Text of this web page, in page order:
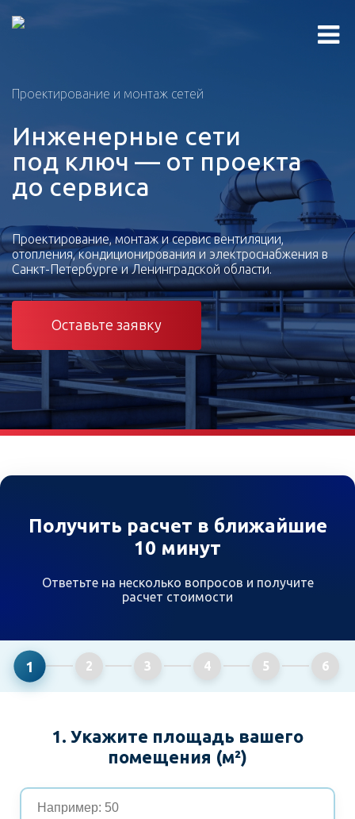
Проектирование и монтаж сетей
Инженерные сети
под ключ — от проекта
до сервиса
Проектирование, монтаж и сервис вентиляции,
отопления, кондиционирования и электроснабжения в
Санкт-Петербурге и Ленинградской области.
Оставьте заявку
Получить расчет в ближайшие
10 минут
Ответьте на несколько вопросов и получите
расчет стоимости
1 2 3 4 5 6
1. Укажите площадь вашего
помещения (м²)